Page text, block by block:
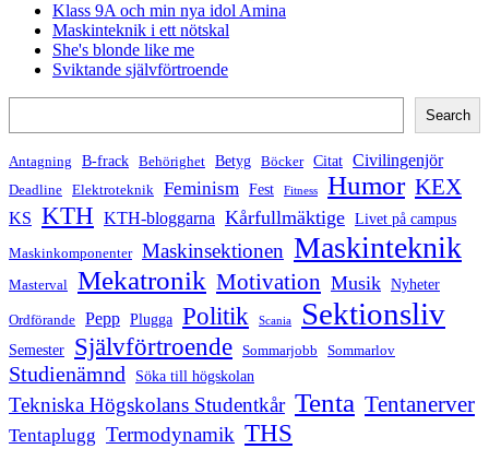
Klass 9A och min nya idol Amina
Maskinteknik i ett nötskal
She's blonde like me
Sviktande självförtroende
Search
Antagning B-frack Behörighet Betyg Böcker Citat Civilingenjör
Deadline Elektroteknik Feminism Fest Fitness Humor KEX
KS KTH KTH-bloggarna Kårfullmäktige Livet på campus
Maskinkomponenter Maskinsektionen Maskinteknik
Masterval Mekatronik Motivation Musik Nyheter
Ordförande Pepp Plugga Politik Scania Sektionsliv
Semester Självförtroende Sommarjobb Sommarlov
Studienämnd Söka till högskolan
Tekniska Högskolans Studentkår Tenta Tentanerver
Tentaplugg Termodynamik THS